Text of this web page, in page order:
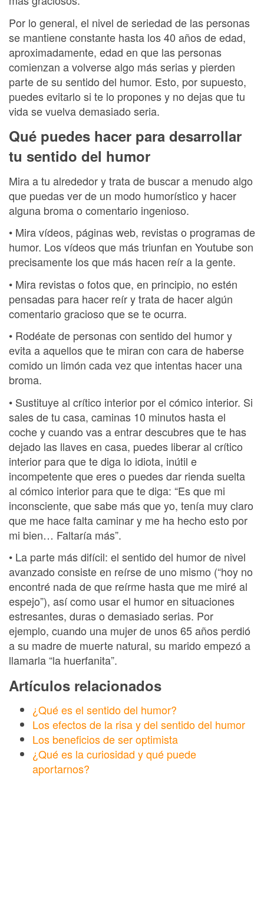
Por lo general, el nivel de seriedad de las personas
se mantiene constante hasta los 40 años de edad,
aproximadamente, edad en que las personas
comienzan a volverse algo más serias y pierden
parte de su sentido del humor. Esto, por supuesto,
puedes evitarlo si te lo propones y no dejas que tu
vida se vuelva demasiado seria.
Qué puedes hacer para desarrollar
tu sentido del humor
Mira a tu alrededor y trata de buscar a menudo algo
que puedas ver de un modo humorístico y hacer
alguna broma o comentario ingenioso.
• Mira vídeos, páginas web, revistas o programas de
humor. Los vídeos que más triunfan en Youtube son
precisamente los que más hacen reír a la gente.
• Mira revistas o fotos que, en principio, no estén
pensadas para hacer reír y trata de hacer algún
comentario gracioso que se te ocurra.
• Rodéate de personas con sentido del humor y
evita a aquellos que te miran con cara de haberse
comido un limón cada vez que intentas hacer una
broma.
• Sustituye al crítico interior por el cómico interior. Si
sales de tu casa, caminas 10 minutos hasta el
coche y cuando vas a entrar descubres que te has
dejado las llaves en casa, puedes liberar al crítico
interior para que te diga lo idiota, inútil e
incompetente que eres o puedes dar rienda suelta
al cómico interior para que te diga: “Es que mi
inconsciente, que sabe más que yo, tenía muy claro
que me hace falta caminar y me ha hecho esto por
mi bien… Faltaría más”.
• La parte más difícil: el sentido del humor de nivel
avanzado consiste en reírse de uno mismo (“hoy no
encontré nada de que reírme hasta que me miré al
espejo”), así como usar el humor en situaciones
estresantes, duras o demasiado serias. Por
ejemplo, cuando una mujer de unos 65 años perdió
a su madre de muerte natural, su marido empezó a
llamarla “la huerfanita”.
Artículos relacionados
¿Qué es el sentido del humor?
Los efectos de la risa y del sentido del humor
Los beneficios de ser optimista
¿Qué es la curiosidad y qué puede
aportarnos?